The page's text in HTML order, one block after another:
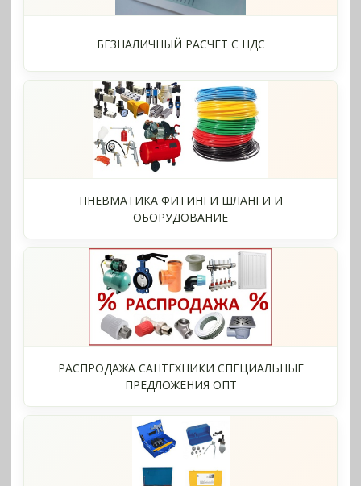
БЕЗНАЛИЧНЫЙ РАСЧЕТ С НДС
ПНЕВМАТИКА ФИТИНГИ ШЛАНГИ И
ОБОРУДОВАНИЕ
РАСПРОДАЖА САНТЕХНИКИ СПЕЦИАЛЬНЫЕ
ПРЕДЛОЖЕНИЯ ОПТ